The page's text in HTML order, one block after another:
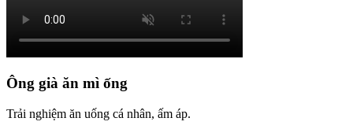
Ông già ăn mì ống
Trải nghiệm ăn uống cá nhân, ấm áp.